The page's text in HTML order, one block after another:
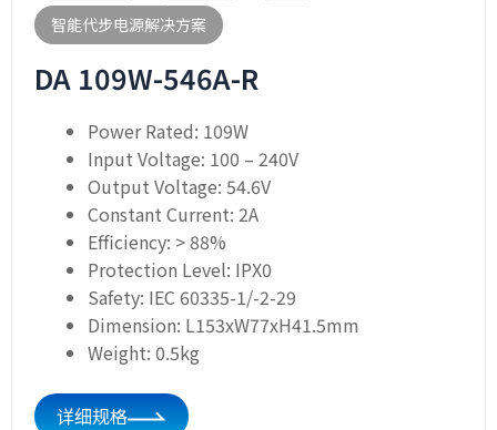
智能代步电源解决方案
DA 109W-546A-R
Power Rated: 109W
Input Voltage: 100 – 240V
Output Voltage: 54.6V
Constant Current: 2A
Efficiency: > 88%
Protection Level: IPX0
Safety: IEC 60335-1/-2-29
Dimension: L153xW77xH41.5mm
Weight: 0.5kg
详细规格